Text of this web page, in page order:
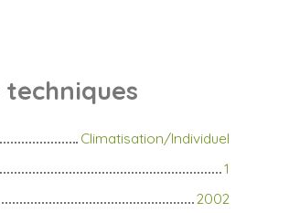
techniques
Climatisation/Individuel
1
2002